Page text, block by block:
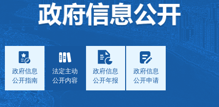
政府信息
公开指南
法定主动
公开内容
政府信息
公开年报
政府信息
公开申请